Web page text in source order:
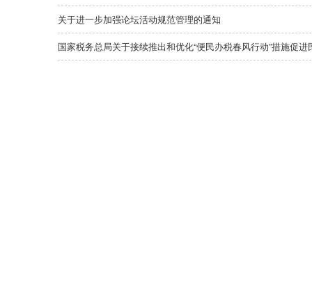
申报工作的通知
关于进一步加强论坛活动规范管理的通知
国家税务总局关于接续推出和优化“便民办税春风行动”措施促